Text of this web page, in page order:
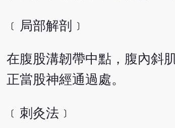
﹝局部解剖﹞
在腹股溝韌帶中點，腹內斜
正當股神經通過處。
﹝刺灸法﹞